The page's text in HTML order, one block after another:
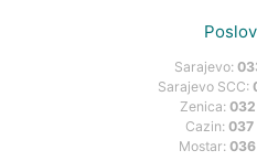
Sarajevo:
Sarajevo SCC:
Zenica:
Cazin: 037
Mostar: